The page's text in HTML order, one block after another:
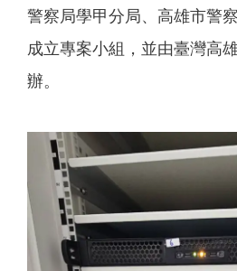
警察局學甲分局、高雄市警
成立專案小組，並由臺灣高
辦。